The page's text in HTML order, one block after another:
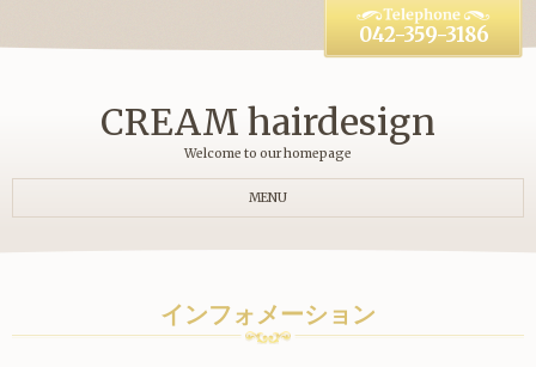
CREAM hairdesign
Welcome to our homepage
042-359-3186
MENU
インフォメーション